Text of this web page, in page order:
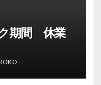
期間 休業